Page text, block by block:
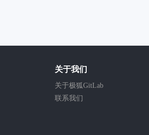
关于我们
关于极狐GitLab
联系我们